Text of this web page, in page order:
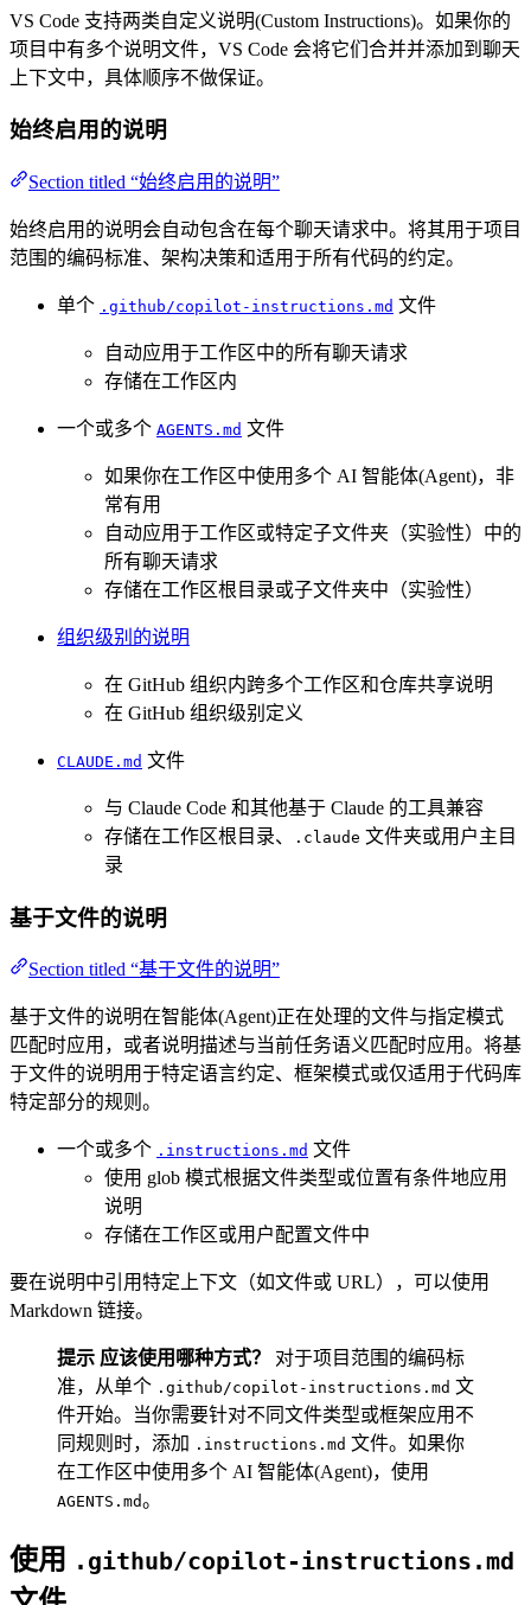
VS Code 支持两类自定义说明(Custom Instructions)。如果你的
项目中有多个说明文件，VS Code 会将它们合并并添加到聊天
上下文中，具体顺序不做保证。
始终启用的说明
Section titled “始终启用的说明”
始终启用的说明会自动包含在每个聊天请求中。将其用于项目
范围的编码标准、架构决策和适用于所有代码的约定。
单个 .github/copilot-instructions.md 文件
自动应用于工作区中的所有聊天请求
存储在工作区内
一个或多个 AGENTS.md 文件
如果你在工作区中使用多个 AI 智能体(Agent)，非
常有用
自动应用于工作区或特定子文件夹（实验性）中的
所有聊天请求
存储在工作区根目录或子文件夹中（实验性）
组织级别的说明
在 GitHub 组织内跨多个工作区和仓库共享说明
在 GitHub 组织级别定义
CLAUDE.md 文件
与 Claude Code 和其他基于 Claude 的工具兼容
存储在工作区根目录、
.claude 文件夹或用户主目
录
基于文件的说明
Section titled “基于文件的说明”
基于文件的说明在智能体(Agent)正在处理的文件与指定模式
匹配时应用，或者说明描述与当前任务语义匹配时应用。将基
于文件的说明用于特定语言约定、框架模式或仅适用于代码库
特定部分的规则。
一个或多个 .instructions.md 文件
使用 glob 模式根据文件类型或位置有条件地应用
说明
存储在工作区或用户配置文件中
要在说明中引用特定上下文（如文件或 URL），可以使用
Markdown 链接。
提示 应该使用哪种方式？
对于项目范围的编码标
准，从单个 .github/copilot-instructions.md 文
件开始。当你需要针对不同文件类型或框架应用不
同规则时，添加 .instructions.md 文件。如果你
在工作区中使用多个 AI 智能体(Agent)，使用
AGENTS.md。
使用 .github/copilot-instructions.md